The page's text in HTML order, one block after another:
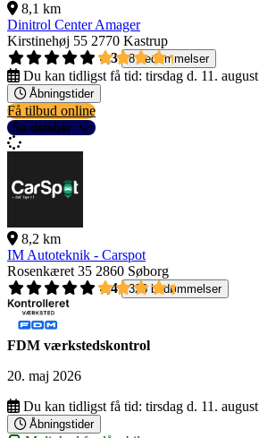
8,1 km
Dinitrol Center Amager
Kirstinehøj 55 2770 Kastrup
4,3
8 bedømmelser
Du kan tidligst få tid: tirsdag d. 11. august
Åbningstider
Få tilbud online
Se detaljer
8,2 km
IM Autoteknik - Carspot
Rosenkæret 35 2860 Søborg
4,4
326 bedømmelser
FDM værkstedskontrol
20. maj 2026
Du kan tidligst få tid: tirsdag d. 11. august
Åbningstider